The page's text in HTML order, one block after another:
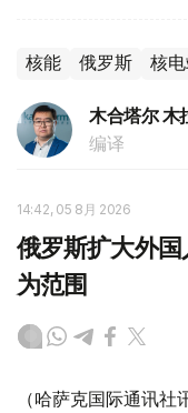
核能 俄罗斯 核
木合塔尔 木
编译
14:42, 05 8月 2026
俄罗斯扩大外
为范围
（哈萨克国际通讯